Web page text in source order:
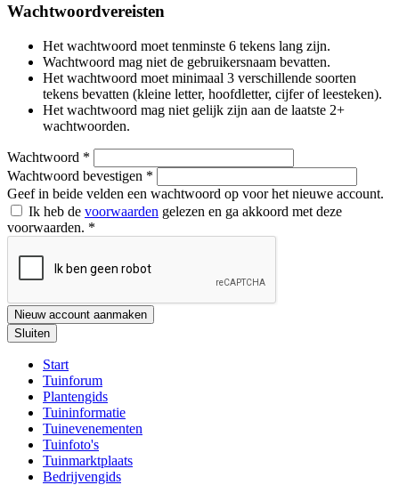
Wachtwoordvereisten
Het wachtwoord moet tenminste 6 tekens lang zijn.
Wachtwoord mag niet de gebruikersnaam bevatten.
Het wachtwoord moet minimaal 3 verschillende soorten
tekens bevatten (kleine letter, hoofdletter, cijfer of leesteken).
Het wachtwoord mag niet gelijk zijn aan de laatste 2+
wachtwoorden.
Wachtwoord *
Wachtwoord bevestigen *
Geef in beide velden een wachtwoord op voor het nieuwe account.
Ik heb de voorwaarden gelezen en ga akkoord met deze
voorwaarden. *
Nieuw account aanmaken
Sluiten
Start
Tuinforum
Plantengids
Tuininformatie
Tuinevenementen
Tuinfoto's
Tuinmarktplaats
Bedrijvengids